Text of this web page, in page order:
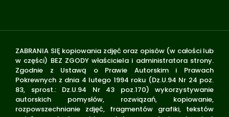
ZABRANIA SIĘ kopiowania zdjęć oraz opisów (w całości lub
w części) BEZ ZGODY właściciela i administratora strony.
Zgodnie z Ustawą o Prawie Autorskim i Prawach
Pokrewnych z dnia 4 lutego 1994 roku (Dz.U.94 Nr 24 poz.
83, sprost.: Dz.U.94 Nr 43 poz.170) wykorzystywanie
autorskich pomysłów, rozwiązań, kopiowanie,
rozpowszechnianie zdjęć, fragmentów grafiki, tekstów